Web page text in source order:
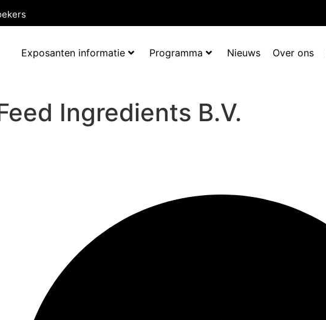
Exposanten informatie Programma Nieuws Over ons
Ingredients B.V.